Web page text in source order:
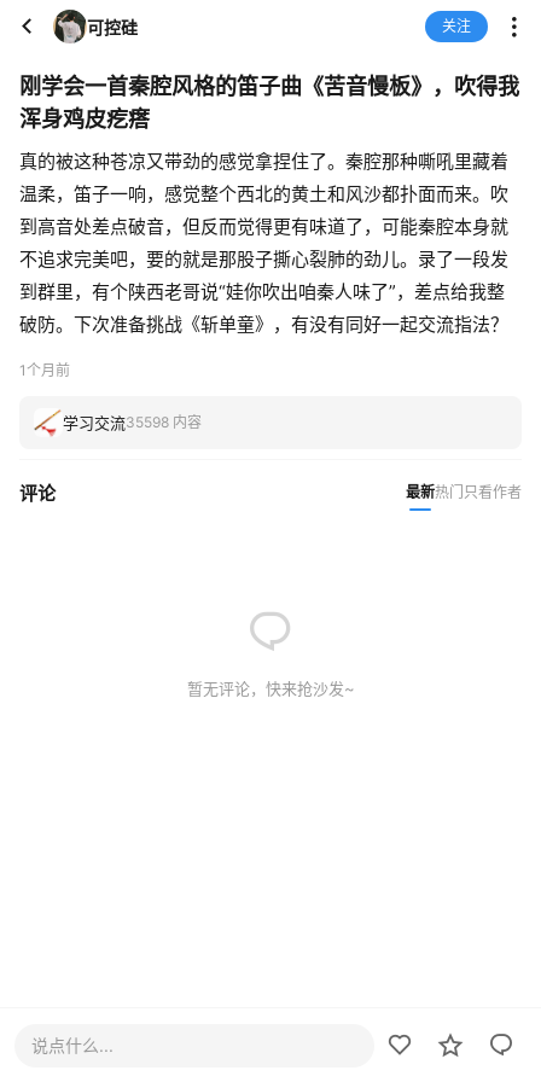
可控硅 关注
刚学会一首秦腔风格的笛子曲《苦音慢板》，吹得我
浑身鸡皮疙瘩
真的被这种苍凉又带劲的感觉拿捏住了。秦腔那种嘶吼里藏着
温柔，笛子一响，感觉整个西北的黄土和风沙都扑面而来。吹
到高音处差点破音，但反而觉得更有味道了，可能秦腔本身就
不追求完美吧，要的就是那股子撕心裂肺的劲儿。录了一段发
到群里，有个陕西老哥说“娃你吹出咱秦人味了”，差点给我整
破防。下次准备挑战《斩单童》，有没有同好一起交流指法？
1个月前
学习交流35598 内容
评论 最新热门 只看作者
暂无评论，快来抢沙发~
说点什么...